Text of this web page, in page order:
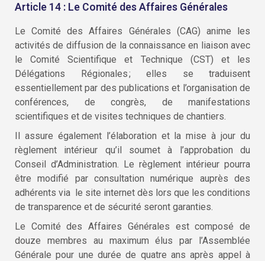
Article 14 : Le Comité des Affaires Générales
Le Comité des Affaires Générales (CAG) anime les
activités de diffusion de la connaissance en liaison avec
le Comité Scientifique et Technique (CST) et les
Délégations Régionales ; elles se traduisent
essentiellement par des publications et l’organisation de
conférences, de congrès, de manifestations
scientifiques et de visites techniques de chantiers.
Il assure également l’élaboration et la mise à jour du
règlement intérieur qu’il soumet à l’approbation du
Conseil d’Administration. Le règlement intérieur pourra
être modifié par consultation numérique auprès des
adhérents via le site internet dès lors que les conditions
de transparence et de sécurité seront garanties.
Le Comité des Affaires Générales est composé de
douze membres au maximum élus par l’Assemblée
Générale pour une durée de quatre ans après appel à